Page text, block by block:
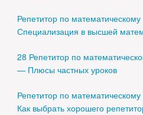
Репетитор по
Специализация в высшей
28 Репетитор по
— Плюсы частных уроков
Репетитор по
Как выбрать хорошего